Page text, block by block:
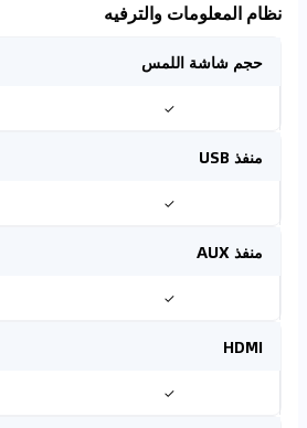
نظام المعلومات والترفيه
حجم شاشة اللمس
✓
منفذ USB
✓
منفذ AUX
✓
HDMI
✓